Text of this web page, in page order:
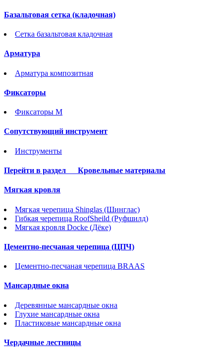
Базальтовая сетка (кладочная)
Сетка базальтовая кладочная
Арматура
Арматура композитная
Фиксаторы
Фиксаторы М
Сопутствующий инструмент
Инструменты
Перейти в раздел Кровельные материалы
Мягкая кровля
Мягкая черепица Shinglas (Шинглас)
Гибкая черепица RoofSheild (Руфшилд)
Мягкая кровля Docke (Дёке)
Цементно-песчаная черепица (ЦПЧ)
Цементно-песчаная черепица BRAAS
Мансардные окна
Деревянные мансардные окна
Глухие мансардные окна
Пластиковые мансардные окна
Чердачные лестницы